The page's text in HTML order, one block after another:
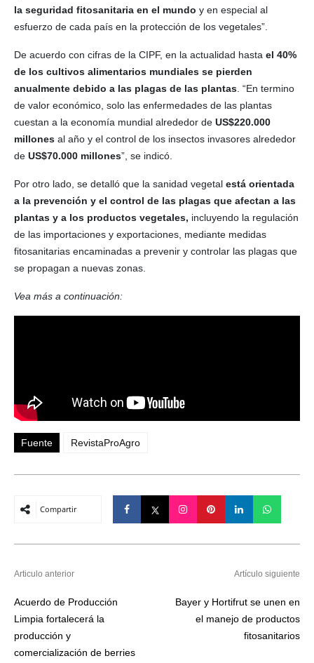
la seguridad fitosanitaria en el mundo y en especial al
esfuerzo de cada país en la protección de los vegetales”.
De acuerdo con cifras de la CIPF, en la actualidad hasta el 40%
de los cultivos alimentarios mundiales se pierden
anualmente debido a las plagas de las plantas . “En termino
de valor económico, solo las enfermedades de las plantas
cuestan a la economía mundial alrededor de US$220.000
millones al año y el control de los insectos invasores alrededor
de US$70.000 millones”, se indicó.
Por otro lado, se detalló que la sanidad vegetal está orientada
a la prevención y el control de las plagas que afectan a las
plantas y a los productos vegetales, incluyendo la regulación
de las importaciones y exportaciones, mediante medidas
fitosanitarias encaminadas a prevenir y controlar las plagas que
se propagan a nuevas zonas.
Vea más a continuación:
Fuente RevistaProAgro
Compartir
Articulo anterior
Acuerdo de Producción
Limpia fortalecerá la
producción y
comercialización de berries
Artículo siguiente
Bayer y Hortifrut se unen en
el manejo de productos
fitosanitarios